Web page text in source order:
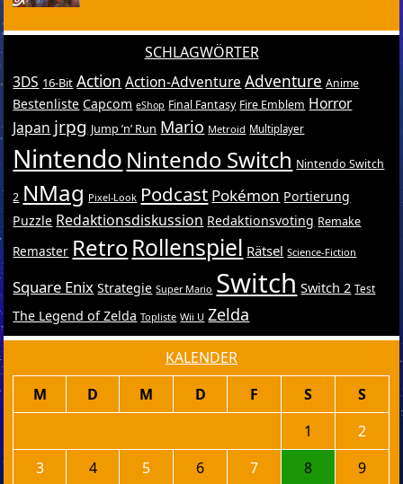
SCHLAGWÖRTER
3DS 16-Bit Action Action-Adventure Adventure Anime
Bestenliste Capcom eShop Final Fantasy Fire Emblem Horror
Japan jrpg Jump ’n’ Run Mario Metroid Multiplayer
Nintendo Nintendo Switch Nintendo Switch
2 NMag Pixel-Look Podcast Pokémon Portierung
Puzzle Redaktionsdiskussion Redaktionsvoting Remake
Remaster RetroRollenspiel Rätsel Science-Fiction
Square Enix Strategie Super Mario Switch Switch 2 Test
The Legend of Zelda Topliste Wii U Zelda
KALENDER
M D M D F S
S
1
2
3
4 5 6 7 8
9